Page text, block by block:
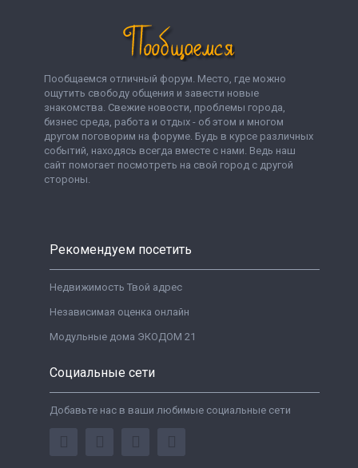
Пообщаемся отличный форум. Место, где можно
ощутить свободу общения и завести новые
знакомства. Свежие новости, проблемы города,
бизнес среда, работа и отдых - об этом и многом
другом поговорим на форуме. Будь в курсе различных
событий, находясь всегда вместе с нами. Ведь наш
сайт помогает посмотреть на свой город с другой
стороны.
Рекомендуем посетить
Недвижимость Твой адрес
Независимая оценка онлайн
Модульные дома ЭКОДОМ 21
Социальные сети
Добавьте нас в ваши любимые социальные сети